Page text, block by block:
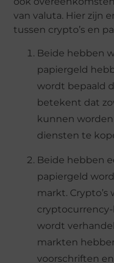
van valuta. Hier zijn
tussen crypto’s en
Beide hebben
papiergeld
wordt bepaald
betekent dat
kunnen
diensten te
Beide hebben
papiergeld
markt.
wordt
markten
voorschriften